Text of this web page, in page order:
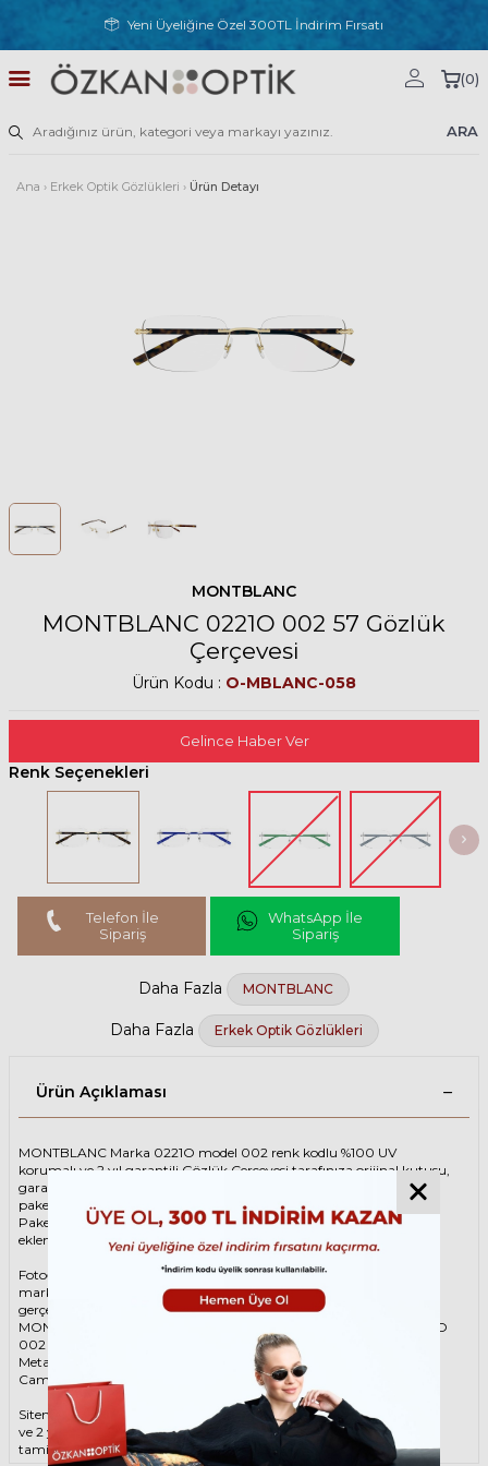
Yeni Üyeliğine Özel 300TL İndirim Fırsatı
ARA
(0)
Ana › Erkek Optik Gözlükleri › Ürün Detayı
MONTBLANC
MONTBLANC 0221O 002 57 Gözlük
Çerçevesi
Ürün Kodu : O-MBLANC-058
Gelince Haber Ver
Renk Seçenekleri
Telefon İle
Sipariş
WhatsApp İle
Sipariş
Daha Fazla MONTBLANC
Daha Fazla Erkek Optik Gözlükleri
Ürün Açıklaması
MONTBLANC Marka 0221O model 002 renk kodlu %100 UV
korumalı ve 2 yıl garantili Gözlük Çerçevesi tarafınıza orijinal kutusu,
garanti belgesi ve adınıza düzenlenmiş faturası ile birlikte özenle
paketlenerek kargoya teslim edilir.
Paketinize ek olarak silme bezi ve temizleme spreyi ücretsiz olarak
eklenmektedir.
Fotoğraftaki Gözlük Çerçevesi kutusu gösterim amaçlı olup
markanın orijinal alternatiflerinden gönderim
gerçekleştirilebilmektedir.
MONTBLANC Unisex İki Renk Gözlük ÇerçevesiMONTBLANC 0221O
002 57 Gözlük Çerçevesi çerçeve şekli Köşeli, hammaddesi Asetat-
Metal, çerçeve rengi İki Renk renktir.
Camlar %100 korumalı renkli camların materyali ‘dir.
Sitemizden alacağınız MONTBLANC Gözlük Çerçevesi %100 orijinal
ve 2 yıl garantilidir. Garanti kapsamındaki tüm parça değişim ve
tamir işlemlerini ÖZKAN OPTİKmağazalarından ücretsiz olarak